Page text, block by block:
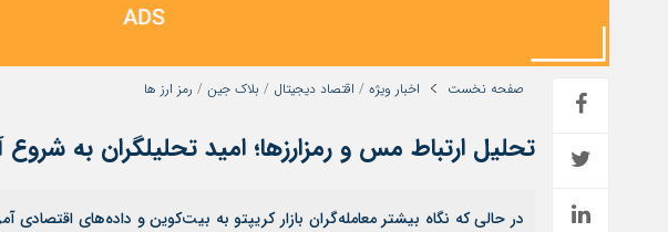
کسب و کارهای حوزه کشاورزی
هوش مصنوعی
صفحه نخست اخبار ویژه / اقتصاد دیجیتال / بلاک جین / رمز ارز ها
تحلیل ارتباط مس و رمزارزها؛ امید تحلیلگران به
در حالی‌ که نگاه بیشتر معامله‌گران بازار کریپتو به بیت‌کوین و داده‌های اقتصادی